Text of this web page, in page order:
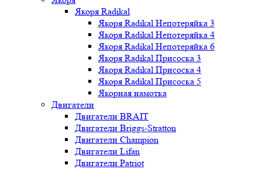
Якоря Radikal
Якоря Radikal Непотеряйка 3
Якоря Radikal Непотеряйка 4
Якоря Radikal Непотеряйка 6
Якоря Radikal Присоска 3
Якоря Radikal Присоска 4
Якоря Radikal Присоска 5
Якорная намотка
Двигатели
Двигатели BRAIT
Двигатели Briggs-Stratton
Двигатели Champion
Двигатели Lifan
Двигатели Patriot